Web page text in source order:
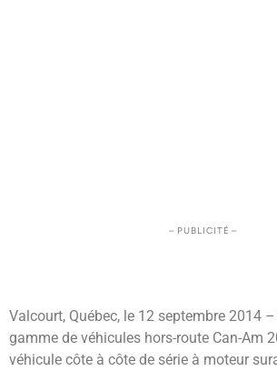
– PUBLICITÉ –
Valcourt, Québec, le 12 septembre 2014
gamme de véhicules hors-route Can-Am
véhicule côte à côte de série à moteur